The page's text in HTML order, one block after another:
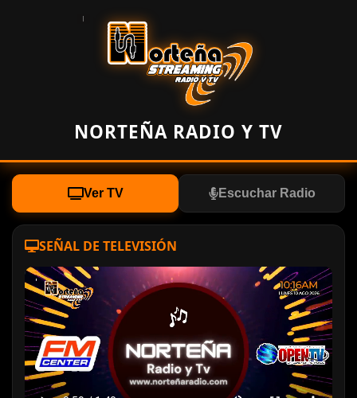
NORTEÑA RADIO Y TV
Ver TV Escuchar Radio
SEÑAL DE TELEVISIÓN